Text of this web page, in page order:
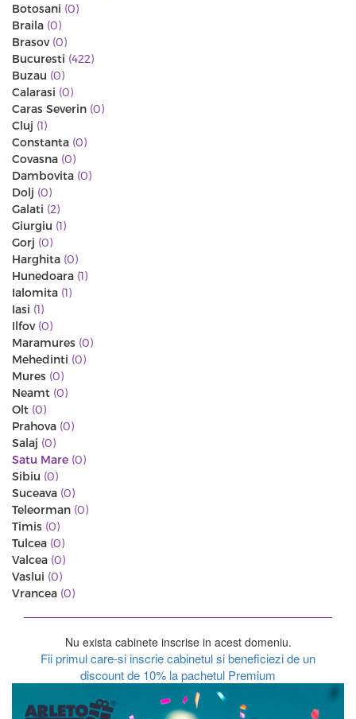
Botosani (0)
Braila (0)
Brasov (0)
Bucuresti (422)
Buzau (0)
Calarasi (0)
Caras Severin (0)
Cluj (1)
Constanta (0)
Covasna (0)
Dambovita (0)
Dolj (0)
Galati (2)
Giurgiu (1)
Gorj (0)
Harghita (0)
Hunedoara (1)
Ialomita (1)
Iasi (1)
Ilfov (0)
Maramures (0)
Mehedinti (0)
Mures (0)
Neamt (0)
Olt (0)
Prahova (0)
Salaj (0)
Satu Mare (0)
Sibiu (0)
Suceava (0)
Teleorman (0)
Timis (0)
Tulcea (0)
Valcea (0)
Vaslui (0)
Vrancea (0)
Nu exista cabinete inscrise in acest domeniu.
Fii primul care-si inscrie cabinetul si beneficiezi de un
discount de 10% la pachetul Premium